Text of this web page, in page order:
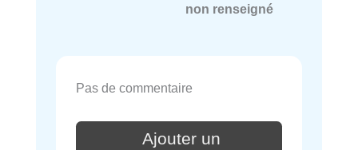
non renseigné
Pas de commentaire
Ajouter un